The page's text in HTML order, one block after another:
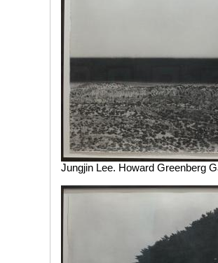
Jungjin Lee. Howard Greenberg